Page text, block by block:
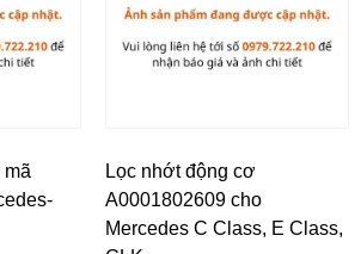
Lọc nhớt động cơ
A0001802609 cho
Mercedes C Class, E Class,